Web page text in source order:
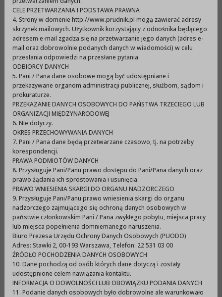
AKTY PRAWNE Projekty uchwał Rady Miejskiej 2014-2018
PROJEKTY UCHWAŁ RADY
MIEJSKIEJ W PRUDNIKU -
Sesja L z dnia 31 stycznia
2018 r.
Druk nr 886 - Sprawozdanie z wysokości średnich
wynagrodzeń nauczycieli na poszczególnych
stopniach awansu zawodowego w szkołach
prowadzonych przez jednostkę samorządu
terytorialnego.pdf (449,29KB)
Druk nr 887 - Sprawozdanie z realizacji Planu Pracy
Rady Miejskiej za 2017.pdf (302,79KB)
Druk nr 888 - Sprawozdanie z realizacji Planu Pracy
Komisji Spraw Obywatelskich 2017.pdf (289,94KB)
Druk nr 889 - Sprawozdanie z realizacji Planu Pracy
Komisji Oświaty za 2017.pdf (290,46KB)
Druk nr 890 -Sprawozdanie z realizacji Planu Pracy
Komisji ds. Wsi za 2017.pdf (288,76KB)
CELE PRZETWARZANIA I PODSTAWA PRAWNA
4. Strony w domenie http://www.prudnik.pl mogą zawierać adresy
skrzynek mailowych. Użytkownik korzystający z odnośnika będącego
adresem e-mail zgadza się na przetwarzanie jego danych (adres e-
mail oraz dobrowolnie podanych danych w wiadomości) w celu
przesłania odpowiedzi na przesłane pytania.
ODBIORCY DANYCH
5. Pani / Pana dane osobowe mogą być udostępniane i
przekazywane organom administracji publicznej, służbom, sądom i
prokuraturze.
PRZEKAZANIE DANYCH OSOBOWYCH DO PAŃSTWA TRZECIEGO LUB
ORGANIZACJI MIĘDZYNARODOWEJ
6. Nie dotyczy.
OKRES PRZECHOWYWANIA DANYCH
7. Pani / Pana dane będą przetwarzane czasowo, tj. na potrzeby
korespondencji.
PRAWA PODMIOTÓW DANYCH
8. Przysługuje Pani/Panu prawo dostępu do Pani/Pana danych oraz
prawo żądania ich sprostowania i usunięcia.
PRAWO WNIESIENIA SKARGI DO ORGANU NADZORCZEGO
9. Przysługuje Pani/Panu prawo wniesienia skargi do organu
nadzorczego zajmującego się ochroną danych osobowych w
państwie członkowskim Pani / Pana zwykłego pobytu, miejsca pracy
lub miejsca popełnienia domniemanego naruszenia.
Biuro Prezesa Urzędu Ochrony Danych Osobowych (PUODO)
Adres: Stawki 2, 00-193 Warszawa, Telefon: 22 531 03 00
ŹRÓDŁO POCHODZENIA DANYCH OSOBOWYCH
10. Dane pochodzą od osób których dane dotyczą i zostały
udostępnione celem nawiązania kontaktu.
INFORMACJA O DOWOLNOŚCI LUB OBOWIĄZKU PODANIA DANYCH
11. Podanie danych osobowych było dobrowolne ale warunkowało